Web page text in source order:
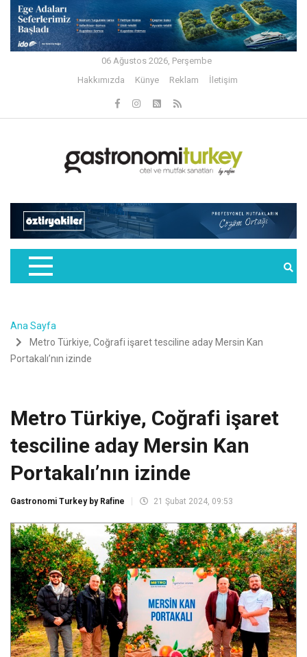
06 Ağustos 2026, Perşembe
Hakkımızda
Künye Reklam İletişim
Ana Sayfa
Metro Türkiye, Coğrafi işaret tesciline aday Mersin Kan
Portakalı’nın izinde
Metro Türkiye, Coğrafi işaret
tesciline aday Mersin Kan
Portakalı’nın izinde
Gastronomi Turkey by Rafine 21 Şubat 2024, 09:53